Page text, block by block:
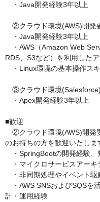
・Java開発経験3年以上
②クラウド環境(AWS)開発
・Java開発経験3年以上
・AWS（Amazon Web
RDS、S3など）を利用した
・Linux環境の基本操作ス
③クラウド環境
・Apex開発経験3年以上
■歓迎
②クラウド環境(AWS)開発
のお持ちの方を歓迎いたしま
・SpringBootの開発経験、
・マイクロサービスアーキ
・非同期処理やイベント駆
・AWS SNSおよびSQSを
計・運用経験